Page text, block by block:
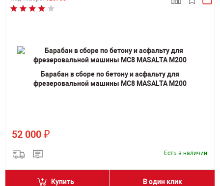
Барабан в сборе по бетону и асфальту для
фрезеровальной машины MC8 MASALTA M200
52 000 ₽
Есть в наличии
Купить В один клик